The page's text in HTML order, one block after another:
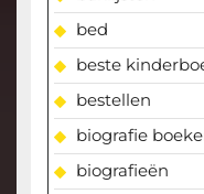
bed
beste
bestellen
biografie
biografieën